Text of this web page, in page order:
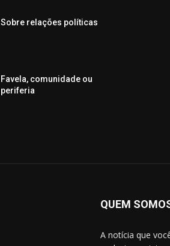
Sobre relações políticas
Favela, comunidade ou
periferia
QUEM
A notícia que